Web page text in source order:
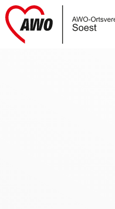
AWO Soest |